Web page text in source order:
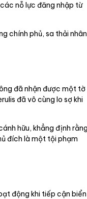
nỗ lực đăng nhập từ
chính phủ, sa thải nhân
đã nhận được một tờ
đã vô cùng lo sợ khi
hữu, khẳng định rằng
đích là một tội phạm
động khi tiếp cận biển